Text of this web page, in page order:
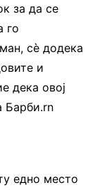
за да се
го
сè додека
и
дека овој
Барби.rn
едно место